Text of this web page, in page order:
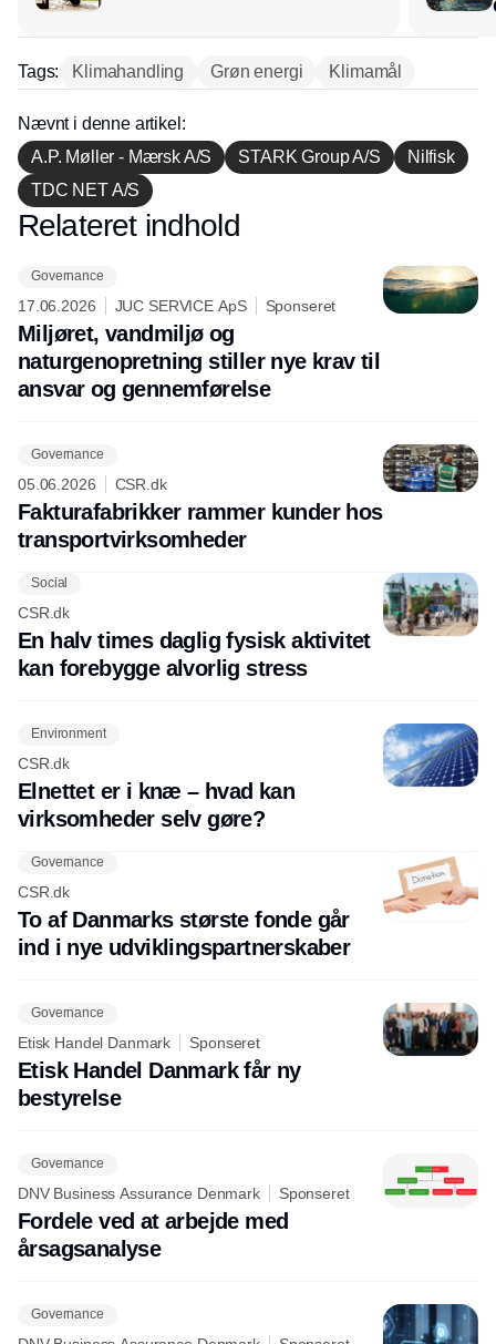
Tags: Klimahandling Grøn energi Klimamål
Nævnt i denne artikel:
A.P. Møller - Mærsk A/S
STARK Group A/S
Nilfisk
TDC NET A/S
Annonce
Relateret indhold
Governance
17.06.2026 JUC SERVICE ApS Sponseret
Miljøret, vandmiljø og
naturgenopretning stiller nye krav til
ansvar og gennemførelse
Governance
05.06.2026 CSR.dk
Fakturafabrikker rammer kunder hos
transportvirksomheder
Social
CSR.dk
En halv times daglig fysisk aktivitet
kan forebygge alvorlig stress
Environment
CSR.dk
Elnettet er i knæ – hvad kan
virksomheder selv gøre?
Governance
CSR.dk
To af Danmarks største fonde går
ind i nye udviklingspartnerskaber
Governance
Etisk Handel Danmark Sponseret
Etisk Handel Danmark får ny
bestyrelse
Governance
DNV Business Assurance Denmark Sponseret
Fordele ved at arbejde med
årsagsanalyse
Governance